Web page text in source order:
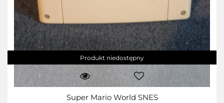
Produkt niedostępny
Super Mario World SNES